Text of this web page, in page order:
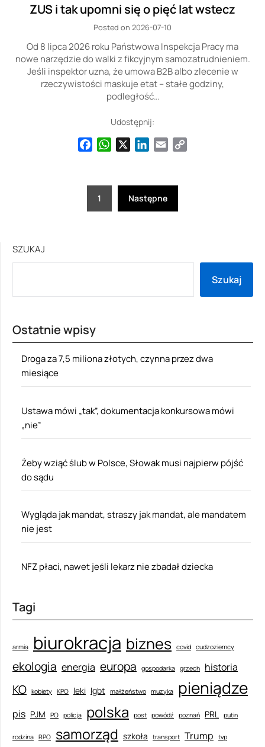
ZUS i tak upomni się o pięć lat wstecz
Posted on 2026-07-10
Od 8 lipca 2026 roku Państwowa Inspekcja Pracy ma
nowe narzędzie do walki z fikcyjnym samozatrudnieniem.
Jeśli inspektor uzna, że umowa B2B albo zlecenie w
rzeczywistości maskuje etat – stałe godziny,
podległość…
Udostępnij:
FacebookWhatsAppLinkedIn
Email
Stronicowanie1 Następne
SZUKAJ
Szukaj
Ostatnie wpisy
Droga za 7,5 miliona złotych, czynna przez dwa
miesiące
Ustawa mówi „tak”, dokumentacja konkursowa mówi
„nie”
Żeby wziąć ślub w Polsce, Słowak musi najpierw pójść
do sądu
Wygląda jak mandat, straszy jak mandat, ale mandatem
nie jest
NFZ płaci, nawet jeśli lekarz nie zbadał dziecka
Tagi
armia biurokracja biznes covid cudzoziemcy
ekologia energia europa gospodarka grzech historia
KO kobiety KPO leki lgbt małżeństwo muzyka pieniądze
pis PJM PO policja polska post powódź poznań PRL putin
rodzina RPO samorząd szkoła transport Trump tvp